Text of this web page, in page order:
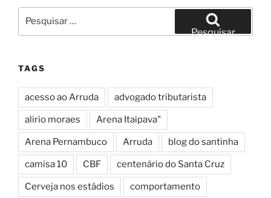
por:
Pesquisar
TAGS
acesso ao Arruda advogado tributarista
alirio moraes Arena Itaipava"
Arena Pernambuco Arruda blog do santinha
camisa 10 CBF centenário do Santa Cruz
Cerveja nos estádios comportamento